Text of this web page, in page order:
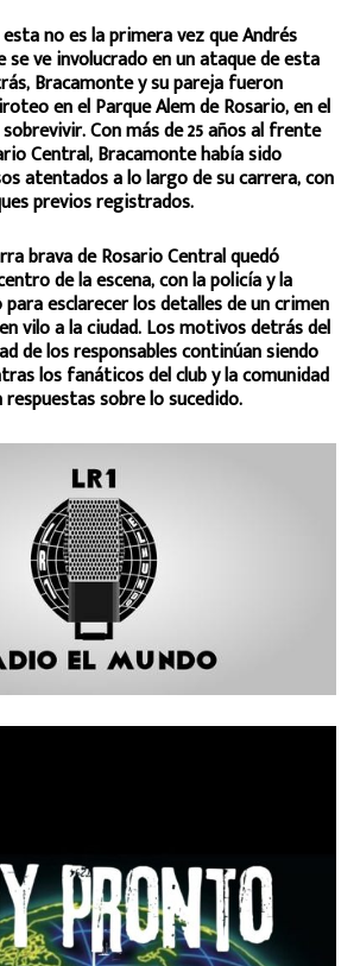
no es la primera vez que Andrés
se ve involucrado en un ataque de esta
Bracamonte y su pareja fueron
en el Parque Alem de Rosario, en el
Con más de 25 años al frente
Central, Bracamonte había sido
atentados a lo largo de su carrera, con
previos registrados.
brava de Rosario Central quedó
de la escena, con la policía y la
esclarecer los detalles de un crimen
vilo a la ciudad. Los motivos detrás del
de los responsables continúan siendo
los fanáticos del club y la comunidad
sobre lo sucedido.